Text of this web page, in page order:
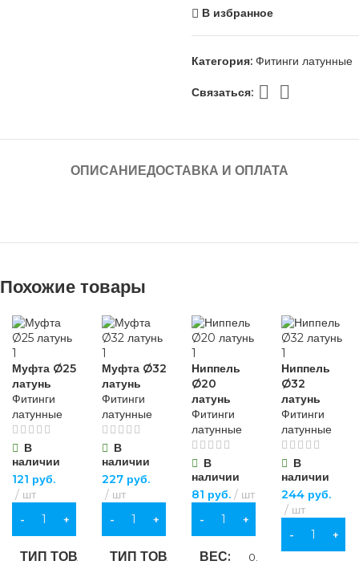
В избранное
Категория: Фитинги латунные
Связаться:
ОПИСАНИЕДОСТАВКА И ОПЛАТА
Похожие товары
Муфта Ø25
латунь
Фитинги
латунные
В
наличии
121 руб.
шт
В КОРЗИНУ
ТИП ТОВАРА
Муфта Ø32
латунь
Фитинги
латунные
В
наличии
227 руб.
шт
В КОРЗИНУ
ТИП ТОВАРА
Ниппель
Ø20
латунь
Фитинги
латунные
В
наличии
81 руб. шт
В КОРЗИНУ
ВЕС 0.035 кг
Ниппель
Ø32
латунь
Фитинги
латунные
В
наличии
244 руб.
шт
В КОРЗИНУ